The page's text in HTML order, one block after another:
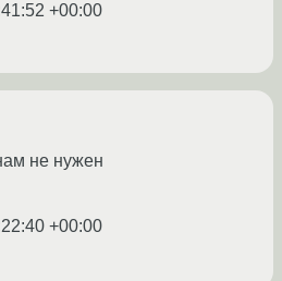
+00:00
не нужен
+00:00